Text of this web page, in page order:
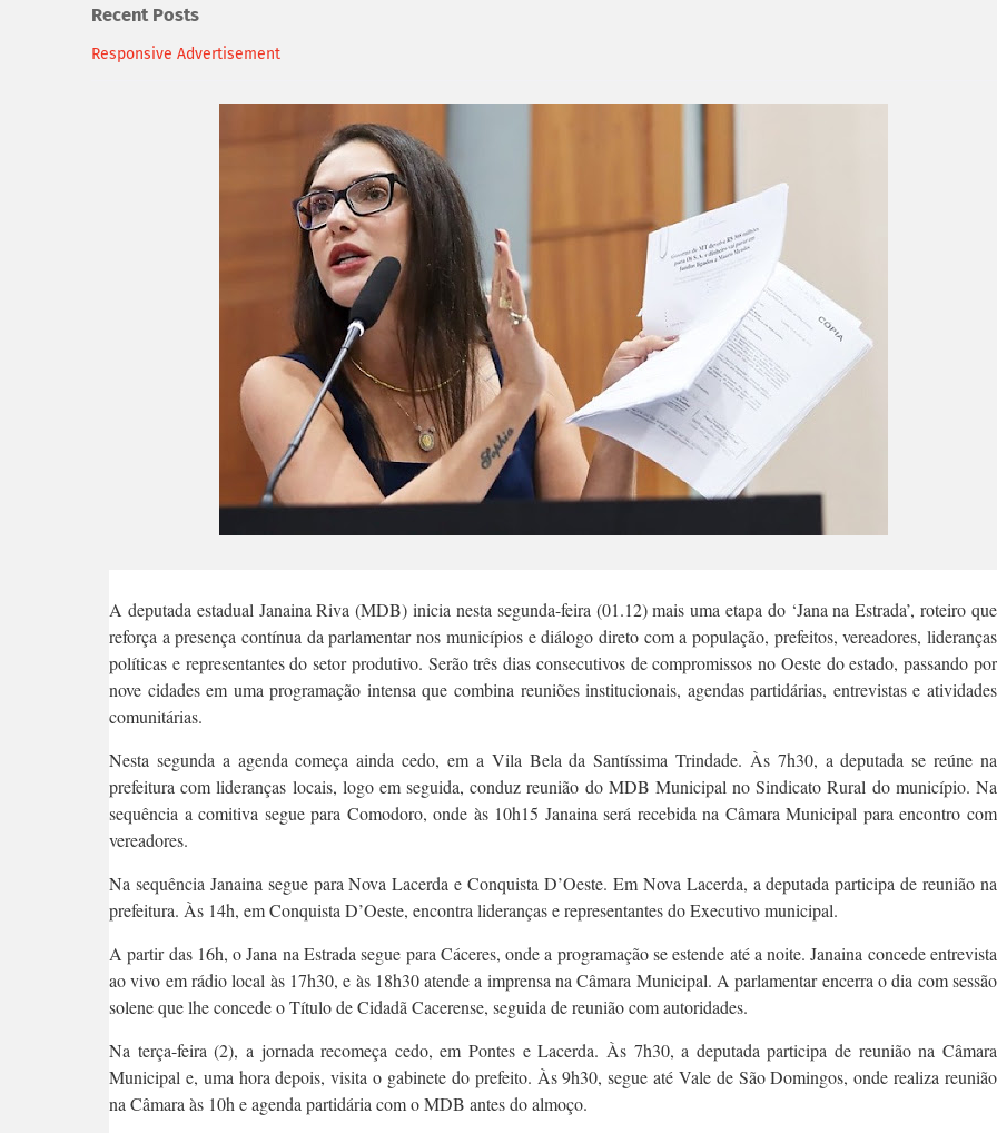
Recent Posts
Responsive Advertisement
A deputada estadual Janaina Riva (MDB) inicia nesta segunda-feira (01.12) mais uma etapa do ‘Jana na Estrada’, roteiro que
reforça a presença contínua da parlamentar nos municípios e diálogo direto com a população, prefeitos, vereadores, lideranças
políticas e representantes do setor produtivo. Serão três dias consecutivos de compromissos no Oeste do estado, passando por
nove cidades em uma programação intensa que combina reuniões institucionais, agendas partidárias, entrevistas e atividades
comunitárias.
Nesta segunda a agenda começa ainda cedo, em a Vila Bela da Santíssima Trindade. Às 7h30, a deputada se reúne na
prefeitura com lideranças locais, logo em seguida, conduz reunião do MDB Municipal no Sindicato Rural do município. Na
sequência a comitiva segue para Comodoro, onde às 10h15 Janaina será recebida na Câmara Municipal para encontro com
vereadores.
Na sequência Janaina segue para Nova Lacerda e Conquista D’Oeste. Em Nova Lacerda, a deputada participa de reunião na
prefeitura. Às 14h, em Conquista D’Oeste, encontra lideranças e representantes do Executivo municipal.
A partir das 16h, o Jana na Estrada segue para Cáceres, onde a programação se estende até a noite. Janaina concede entrevista
ao vivo em rádio local às 17h30, e às 18h30 atende a imprensa na Câmara Municipal. A parlamentar encerra o dia com sessão
solene que lhe concede o Título de Cidadã Cacerense, seguida de reunião com autoridades.
Na terça-feira (2), a jornada recomeça cedo, em Pontes e Lacerda. Às 7h30, a deputada participa de reunião na Câmara
Municipal e, uma hora depois, visita o gabinete do prefeito. Às 9h30, segue até Vale de São Domingos, onde realiza reunião
na Câmara às 10h e agenda partidária com o MDB antes do almoço.